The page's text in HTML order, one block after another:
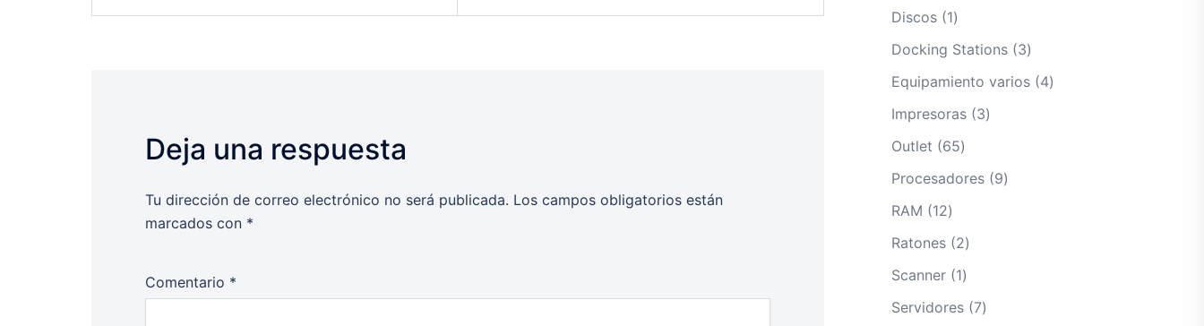
Deja una respuesta
Tu dirección de correo electrónico no será publicada. Los campos obligatorios están
marcados con *
Comentario *
Discos 11
producto
Docking Stations 33
productos
Equipamiento varios 44
Impresoras 33
Outlet 6565
productos
Procesadores 99
RAM 1212
productos
Ratones 22
productos
Scanner 11
producto
Servidores 77